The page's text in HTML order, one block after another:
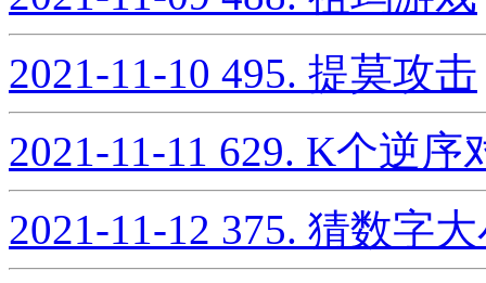
2021-11-10 495. 提莫攻击
2021-11-11 629. K个逆序
2021-11-12 375. 猜数字